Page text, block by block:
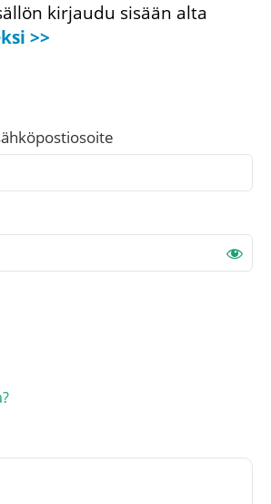
kirjaudu sisään alta
>>